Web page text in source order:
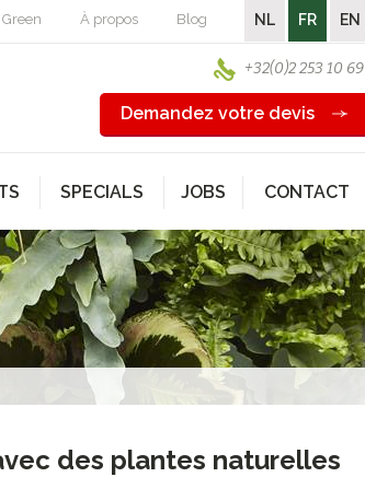
À propos Blog NL FR EN
+32(0)2 253 10 69
Demandez votre devis
SPECIALS JOBS CONTACT
des plantes naturelles